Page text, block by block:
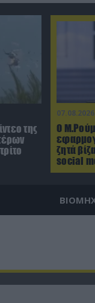
Ο
ζητά
social
της